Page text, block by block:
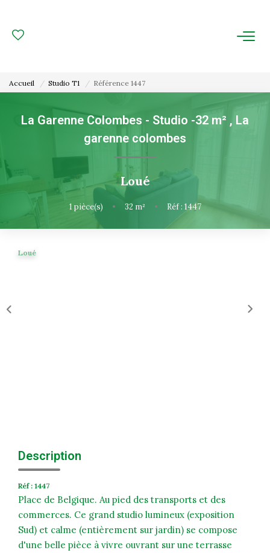
FAIRE GÉRER
Gestion Locative
Gestion De Copropriété
NOUS CONNAITRE
Extranet Syndic Et Gestion Locative
Accueil Studio T1 Référence 1447
La Garenne Colombes - Studio -32 m² , La
garenne colombes
Loué
1 pièce(s) • 32 m² • Réf : 1447
Loué
Description
Réf : 1447
Place de Belgique. Au pied des transports et des
commerces. Ce grand studio lumineux (exposition
Sud) et calme (entièrement sur jardin) se compose
d'une belle pièce à vivre ouvrant sur une terrasse